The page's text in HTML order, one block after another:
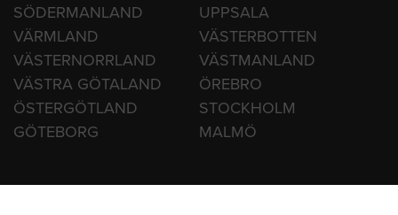
SÖDERMANLAND
UPPSALA
VÄRMLAND
VÄSTERBOTTEN
VÄSTERNORRLAND
VÄSTMANLAND
VÄSTRA GÖTALAND
ÖREBRO
ÖSTERGÖTLAND
STOCKHOLM
GÖTEBORG
MALMÖ